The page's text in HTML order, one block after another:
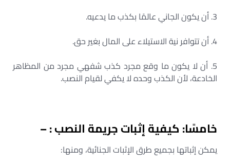
3. أن يكون الجاني عالمًا بكذب ما يدعيه.
4. أن تتوافر نية الاستيلاء على المال بغير حق.
5. أن لا يكون ما وقع مجرد كذب شفهي مجرد من المظاهر
الخادعة، لأن الكذب وحده لا يكفي لقيام النصب.
خامسًا: كيفية إثبات جريمة النصب : –
يمكن إثباتها بجميع طرق الإثبات الجنائية، ومنها: